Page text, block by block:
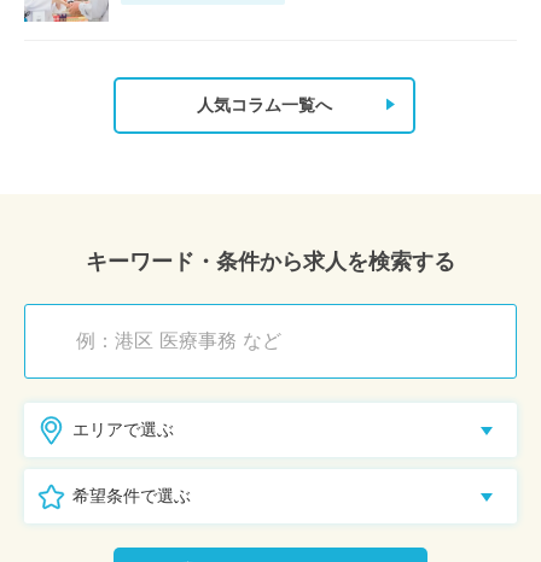
人気コラム一覧へ
キーワード・条件から求人を検索する
エリアで選ぶ
希望条件で選ぶ